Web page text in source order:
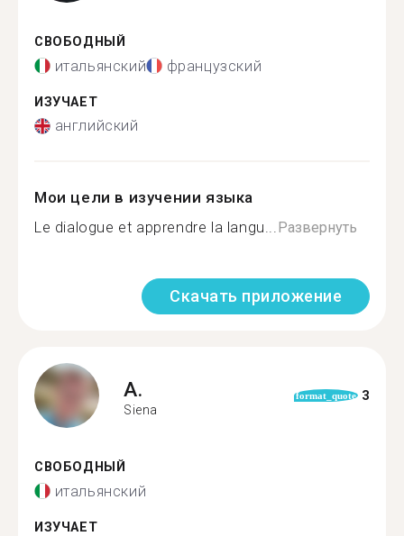
СВОБОДНЫЙ
итальянский французский
ИЗУЧАЕТ
английский
Мои цели в изучении языка
Le dialogue et apprendre la langu...Развернуть
Скачать приложение
A.
Siena
format_quote 3
СВОБОДНЫЙ
итальянский
ИЗУЧАЕТ